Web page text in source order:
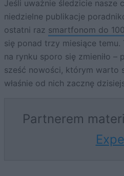
Jeśli uważnie śledzicie nasze
niedzielne publikacje
ostatni raz smartfonom do
się ponad trzy miesiące temu.
na rynku sporo się zmieniło –
sześć nowości, którym warto
właśnie od nich zacznę
Partnerem